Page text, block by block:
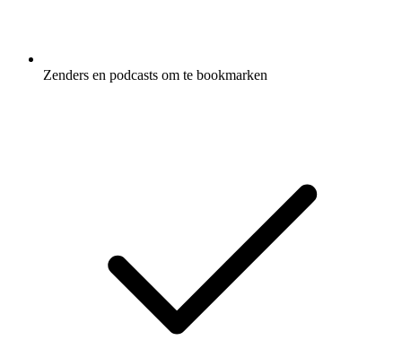
Zenders en podcasts om te bookmarken